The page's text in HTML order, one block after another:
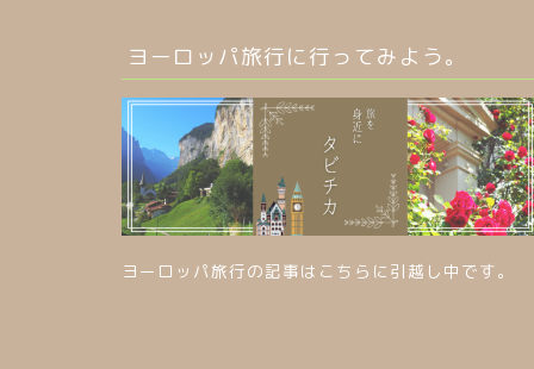
ヨーロッパ旅行に行ってみよう。
ヨーロッパ旅行の記事はこちらに引越し中です。